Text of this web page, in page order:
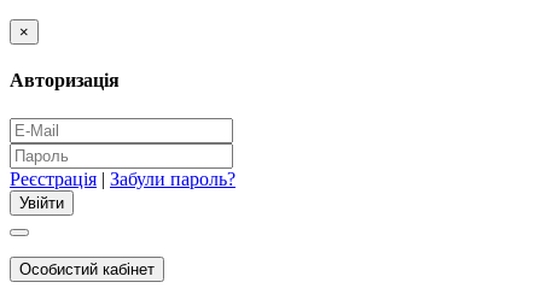
×
Авторизація
Реєстрація | Забули пароль?
Особистий кабінет